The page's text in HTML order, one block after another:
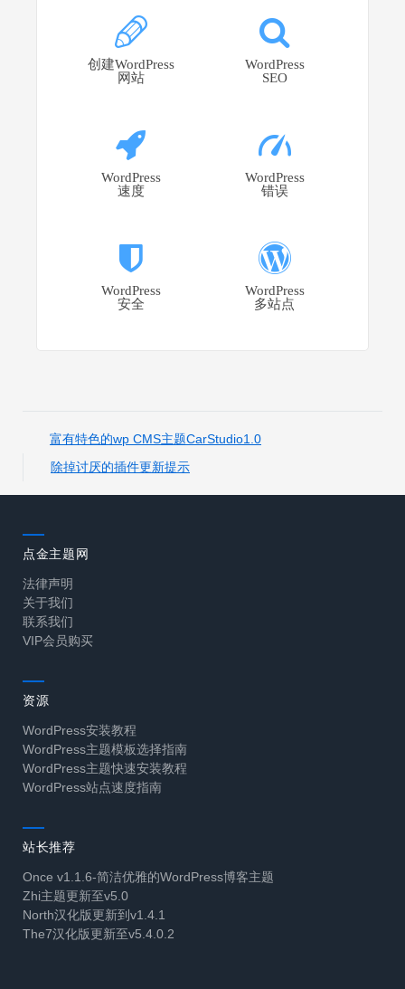
创建WordPress
网站
WordPress
SEO
WordPress
速度
WordPress
错误
WordPress
安全
WordPress
多站点
富有特色的wp CMS主题CarStudio1.0
除掉讨厌的插件更新提示
点金主题网
法律声明
关于我们
联系我们
VIP会员购买
资源
WordPress安装教程
WordPress主题模板选择指南
WordPress主题快速安装教程
WordPress站点速度指南
站长推荐
Once v1.1.6-简洁优雅的WordPress博客主题
Zhi主题更新至v5.0
North汉化版更新到v1.4.1
The7汉化版更新至v5.4.0.2